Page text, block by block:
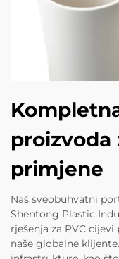
proizvoda
primjene
Naš sveobuhvatni
Shentong Plastic
rješenja za PVC
naše globalne